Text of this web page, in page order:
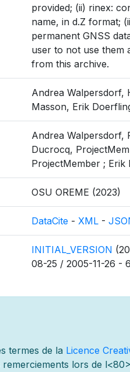
provided; (ii) rinex:
name, in d.Z format;
permanent GNSS
user to not use them
from this archive.
Andrea Walpersdorf,
Masson, Erik
Andrea Walpersdorf,
Ducrocq,
ProjectMember ;
OSU OREME (2023)
DataCite - XML -
INITIAL_VERSION
08-25 / 2005-11-26 -
termes de la Licence
remerciements lors de l